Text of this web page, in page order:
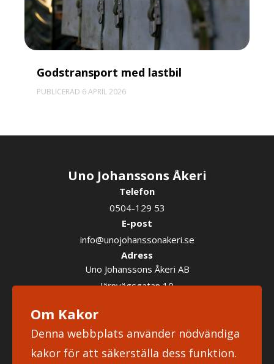
Godstransport med lastbil
PUBLICERAD 6 APRIL 2026
Uno Johanssons Åkeri
Telefon
0504-129 53
E-post
info@unojohanssonakeri.se
Adress
Uno Johanssons Åkeri AB
Järnvägsgatan 10
Om Kakor
Denna webbplats använder nödvändiga
kakor för att säkerställa dess funktion.